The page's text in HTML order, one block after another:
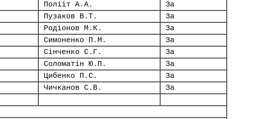
Полііт А.А.
За
Пузаков В.Т.
За
Родіонов М.К.
За
Симоненко П.М.
За
Сінченко С.Г.
За
Соломатін Ю.П.
За
Цибенко П.С.
За
Чичканов С.В.
За